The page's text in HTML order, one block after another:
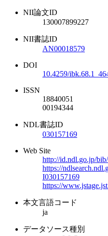
NII論文ID
130007899227
NII書誌ID
AN00018579
DOI
10.4259/
ISSN
18840051
00194344
NDL書誌ID
030157169
Web Site
http://id.ndl.go.jp/
https://
I030157169
https://
本文言語コード
ja
データソース種別